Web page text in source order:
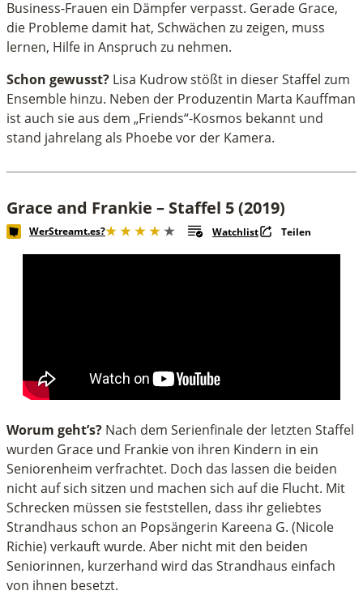
Business-Frauen ein Dämpfer verpasst. Gerade Grace,
die Probleme damit hat, Schwächen zu zeigen, muss
lernen, Hilfe in Anspruch zu nehmen.
Schon gewusst? Lisa Kudrow stößt in dieser Staffel zum
Ensemble hinzu. Neben der Produzentin Marta Kauffman
ist auch sie aus dem „Friends“-Kosmos bekannt und
stand jahrelang als Phoebe vor der Kamera.
Grace and Frankie – Staffel 5 (2019)
WerStreamt.es? Watchlist Teilen
Worum geht’s? Nach dem Serienfinale der letzten Staffel
wurden Grace und Frankie von ihren Kindern in ein
Seniorenheim verfrachtet. Doch das lassen die beiden
nicht auf sich sitzen und machen sich auf die Flucht. Mit
Schrecken müssen sie feststellen, dass ihr geliebtes
Strandhaus schon an Popsängerin Kareena G. (Nicole
Richie) verkauft wurde. Aber nicht mit den beiden
Seniorinnen, kurzerhand wird das Strandhaus einfach
von ihnen besetzt.